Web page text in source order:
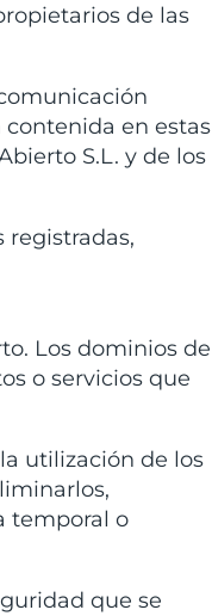
de las
en estas
S.L. y de los
registradas,
Los dominios de
o servicios que
utilización de los
temporal o
que se